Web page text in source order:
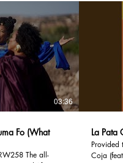
03:36
Fo (What
all-
La
Provided
Coja